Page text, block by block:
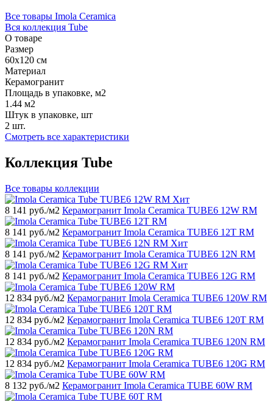
Все товары Imola Ceramica
Вся коллекция Tube
О товаре
Размер
60x120 см
Материал
Керамогранит
Площадь в упаковке, м2
1.44 м2
Штук в упаковке, шт
2 шт.
Смотреть все характеристики
Коллекция Tube
Все товары коллекции
Хит
8 141 руб./м2 Керамогранит Imola Ceramica TUBE6 12W RM
8 141 руб./м2 Керамогранит Imola Ceramica TUBE6 12T RM
Хит
8 141 руб./м2 Керамогранит Imola Ceramica TUBE6 12N RM
Хит
8 141 руб./м2 Керамогранит Imola Ceramica TUBE6 12G RM
12 834 руб./м2 Керамогранит Imola Ceramica TUBE6 120W RM
12 834 руб./м2 Керамогранит Imola Ceramica TUBE6 120T RM
12 834 руб./м2 Керамогранит Imola Ceramica TUBE6 120N RM
12 834 руб./м2 Керамогранит Imola Ceramica TUBE6 120G RM
8 132 руб./м2 Керамогранит Imola Ceramica TUBE 60W RM